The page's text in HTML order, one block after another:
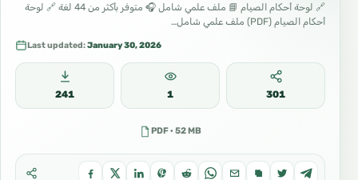
🔗 لوحة أحكام الصيام 📘 ملف علمي شامل 🎧 متوفر بأكثر من 44 لغة 🔗 لوحة
أحكام الصيام (PDF) ملف علمي شامل…
Last updated:January 30, 2026
241 1 301
PDF · 52 MB